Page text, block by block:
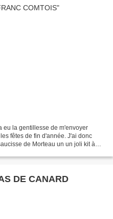
eu la gentillesse de m'envoyer
fêtes de fin d'année. J'ai donc
de Morteau un un joli kit à
DE CANARD